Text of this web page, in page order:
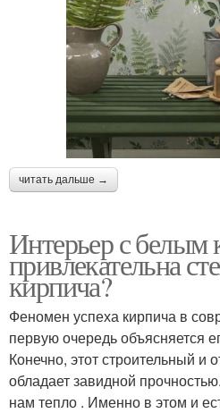
читать дальше →
Интерьер с
привлекательна
кирпича?
Феномен успеха кирпича в
первую очередь объясняется
Конечно, этот строительный и
обладает завидной
нам тепло . Именно в этом и